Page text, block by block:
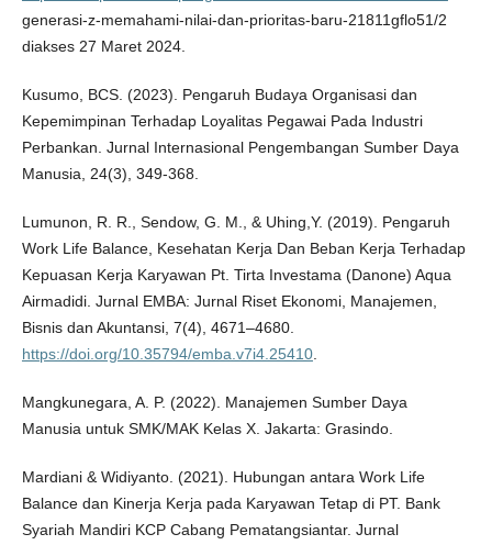
generasi-z-memahami-nilai-dan-prioritas-baru-21811gflo51/2
diakses 27 Maret 2024.
Kusumo, BCS. (2023). Pengaruh Budaya Organisasi dan
Kepemimpinan Terhadap Loyalitas Pegawai Pada Industri
Perbankan. Jurnal Internasional Pengembangan Sumber Daya
Manusia, 24(3), 349-368.
Lumunon, R. R., Sendow, G. M., & Uhing,Y. (2019). Pengaruh
Work Life Balance, Kesehatan Kerja Dan Beban Kerja Terhadap
Kepuasan Kerja Karyawan Pt. Tirta Investama (Danone) Aqua
Airmadidi. Jurnal EMBA: Jurnal Riset Ekonomi, Manajemen,
Bisnis dan Akuntansi, 7(4), 4671–4680.
https://doi.org/10.35794/emba.v7i4.25410.
Mangkunegara, A. P. (2022). Manajemen Sumber Daya
Manusia untuk SMK/MAK Kelas X. Jakarta: Grasindo.
Mardiani & Widiyanto. (2021). Hubungan antara Work Life
Balance dan Kinerja Kerja pada Karyawan Tetap di PT. Bank
Syariah Mandiri KCP Cabang Pematangsiantar. Jurnal